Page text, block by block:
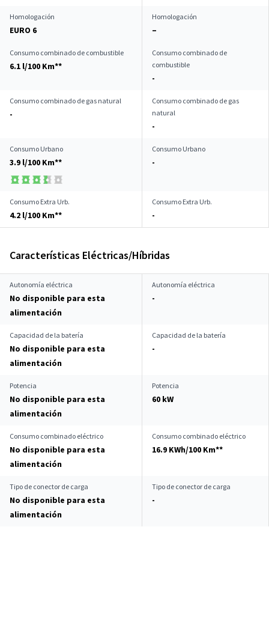
Homologación
EURO 6
Homologación
–
Consumo combinado de combustible
6.1 l/100 Km**
Consumo combinado de
combustible
-
Consumo combinado de gas natural
-
Consumo combinado de gas
natural
-
Consumo Urbano
3.9 l/100 Km**
Consumo Urbano
-
Consumo Extra Urb.
4.2 l/100 Km**
Consumo Extra Urb.
-
Características Eléctricas/Híbridas
Autonomía eléctrica
No disponible para esta
alimentación
Autonomía eléctrica
-
Capacidad de la batería
No disponible para esta
alimentación
Capacidad de la batería
-
Potencia
No disponible para esta
alimentación
Potencia
60 kW
Consumo combinado eléctrico
No disponible para esta
alimentación
Consumo combinado eléctrico
16.9 KWh/100 Km**
Tipo de conector de carga
No disponible para esta
alimentación
Tipo de conector de carga
-